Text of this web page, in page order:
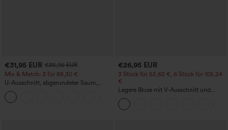
€31,95 EUR €35,95 EUR
Mix & Match: 3 für 88,30 €
U-Ausschnitt, abgerundeter Saum,
InstantCool Yoga-Trägertop – UPF50+
€26,95 EUR
3 Stück für 52,62 €, 6 Stück für 105,24
€
Legere Bluse mit V-Ausschnitt und
kurzen Puffärmeln